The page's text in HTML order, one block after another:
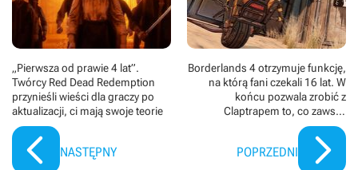
„Pierwsza od prawie 4 lat”.
Twórcy Red Dead Redemption
przynieśli wieści dla graczy po
aktualizacji, ci mają swoje teorie
NASTĘPNY
Borderlands 4 otrzymuje funkcję,
na którą fani czekali 16 lat. W
końcu pozwala zrobić z
Claptrapem to, co zawsze
chciałeś uczynić
POPRZEDNI